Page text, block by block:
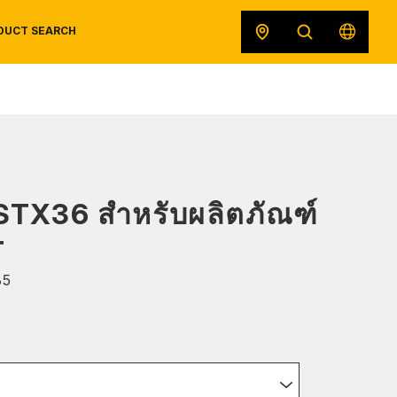
ORIGINAL EQUIPMENT
SAFETY DATA SHEETS
SEARCH
สำหรับผลิตภัณฑ์